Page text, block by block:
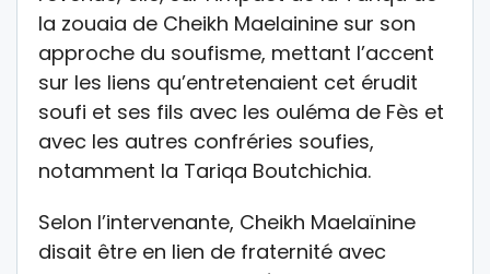
la zouaia de Cheikh Maelainine sur son
approche du soufisme, mettant l’accent
sur les liens qu’entretenaient cet érudit
soufi et ses fils avec les ouléma de Fès et
avec les autres confréries soufies,
notamment la Tariqa Boutchichia.
Selon l’intervenante, Cheikh Maelaïnine
disait être en lien de fraternité avec